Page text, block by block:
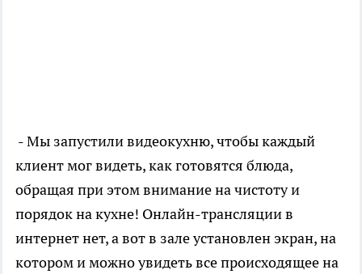
- Мы запустили видеокухню, чтобы каждый
клиент мог видеть, как готовятся блюда,
обращая при этом внимание на чистоту и
порядок на кухне! Онлайн-трансляции в
интернет нет, а вот в зале установлен экран, на
котором и можно увидеть все происходящее на